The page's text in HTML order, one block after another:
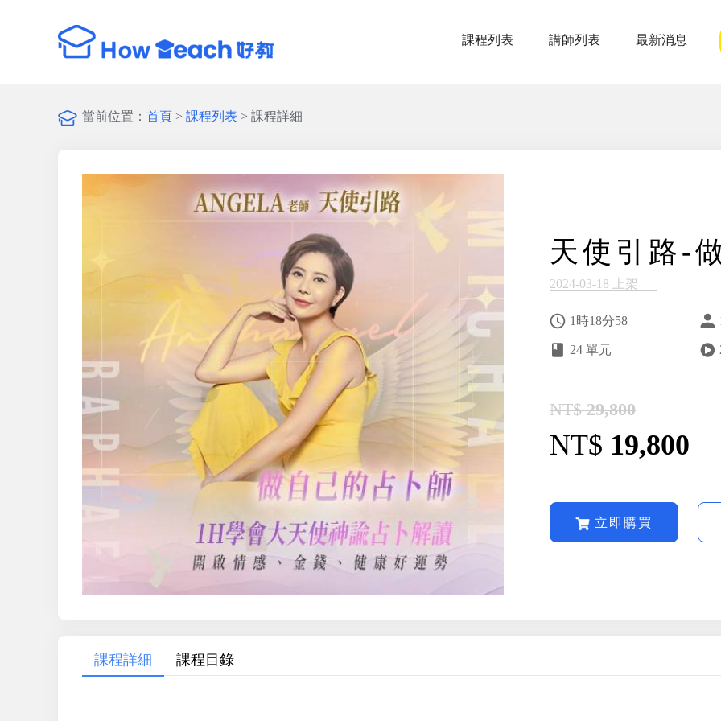
課程列表 講師列表 最新消息
當前位置： 首頁 > 課程列表 > 課程詳細
天使引路-
2024-03-18 上架
1時18分58
24 單元
NT$29,800
NT$ 19,800
立即購買
課程詳細 課程目錄